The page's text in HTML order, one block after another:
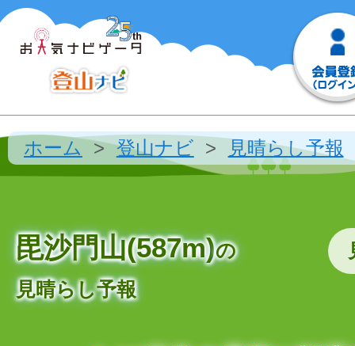
ホーム 登山ナビ 見晴らし予報
毘沙門山(587m)の
見晴らし予報